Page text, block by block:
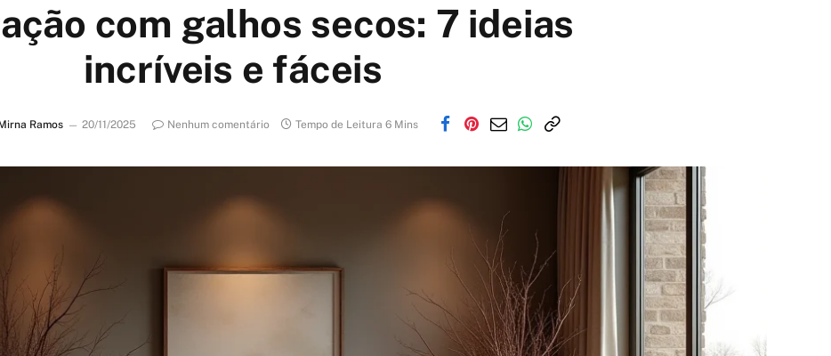
com galhos secos: 7 ideias
incríveis e fáceis
Ramos 20/11/2025 Nenhum comentário Tempo de Leitura 6 Mins